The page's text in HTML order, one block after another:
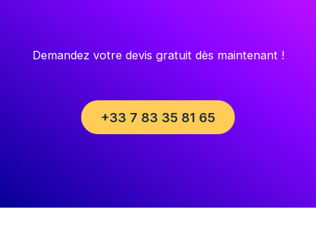
Demandez votre devis gratuit dès maintenant !
+33 7 83 35 81 65